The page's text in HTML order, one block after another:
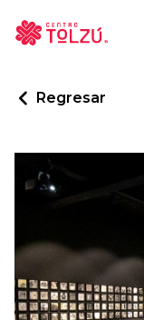
Regresar